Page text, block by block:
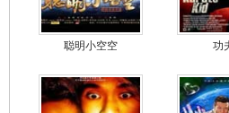
聪明小空空 功